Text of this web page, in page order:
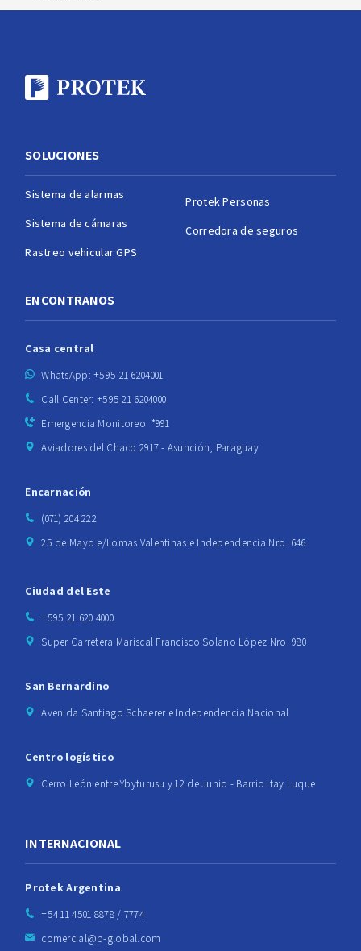
SOLUCIONES
Sistema de alarmas
Sistema de cámaras
Rastreo vehicular GPS
Protek Personas
Corredora de seguros
ENCONTRANOS
Casa central
WhatsApp: +595 21 6204001
Call Center: +595 21 6204000
Emergencia Monitoreo: *991
Aviadores del Chaco 2917 - Asunción, Paraguay
Encarnación
(071) 204 222
25 de Mayo e/Lomas Valentinas e Independencia Nro. 646
Ciudad del Este
+595 21 620 4000
Super Carretera Mariscal Francisco Solano López Nro. 980
San Bernardino
Avenida Santiago Schaerer e Independencia Nacional
Centro logístico
Cerro León entre Ybyturusu y 12 de Junio - Barrio Itay Luque
INTERNACIONAL
Protek Argentina
+54 11 4501 8878 / 7774
comercial@p-global.com